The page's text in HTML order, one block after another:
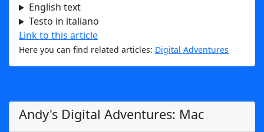
English text
Testo in italiano
Link to this article
Here you can find related articles: Digital Adventures
Andy's Digital Adventures: Mac